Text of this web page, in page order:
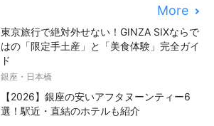
More
東京旅行で絶対外せない！GINZA SIXならで
はの「限定手土産」と「美食体験」完全ガイ
ド
銀座・日本橋
【2026】銀座の安いアフタヌーンティー6
選！駅近・直結のホテルも紹介